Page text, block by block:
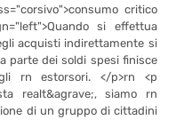
critico
si effettua
acquisti indirettamente si
parte dei soldi spesi finisce
rn estorsori. </p>rn <p
realt&agrave;, siamo rn
di un gruppo di cittadini